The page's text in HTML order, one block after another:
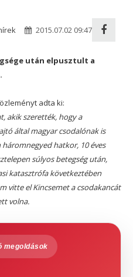
2015.07.02 09:47
után elpusztult a
adta ki:
akik szerették, hogy a
által magyar csodalónak is
hatkor, 10 éves
súlyos betegség után,
katasztrófa következtében
vitte el Kincsemet a csodakancát
volna.
megoldások